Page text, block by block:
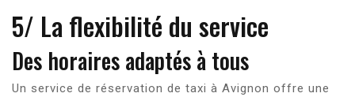
5/ La flexibilité du service
Des horaires adaptés à tous
Un service de réservation de taxi à Avignon offre une